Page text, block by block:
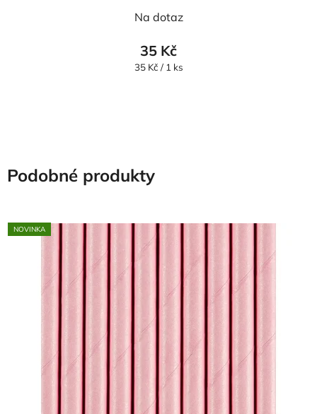
hodnocení
produktu
je
Na dotaz
35 Kč
Měrná
35 Kč / 1 ks
Podobné produkty
NOVINKA